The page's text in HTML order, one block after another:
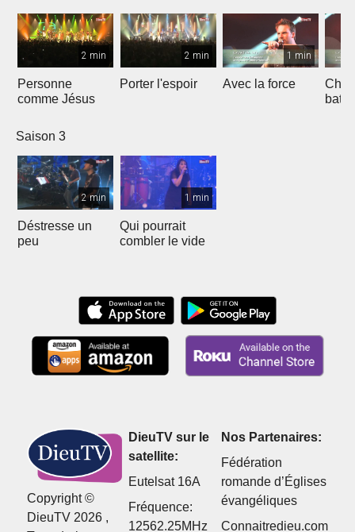
2 min
Personne
comme Jésus
2 min
Porter l'espoir
1 min
Avec la force
Saison 3
2 min
Déstresse un
peu
1 min
Qui pourrait
combler le vide
Copyright ©
DieuTV 2026 ,
DieuTV sur le
satellite:
Eutelsat 16A
Fréquence:
12562.25MHz
Nos Partenaires:
Fédération
romande d’Églises
évangéliques
Connaitredieu.com